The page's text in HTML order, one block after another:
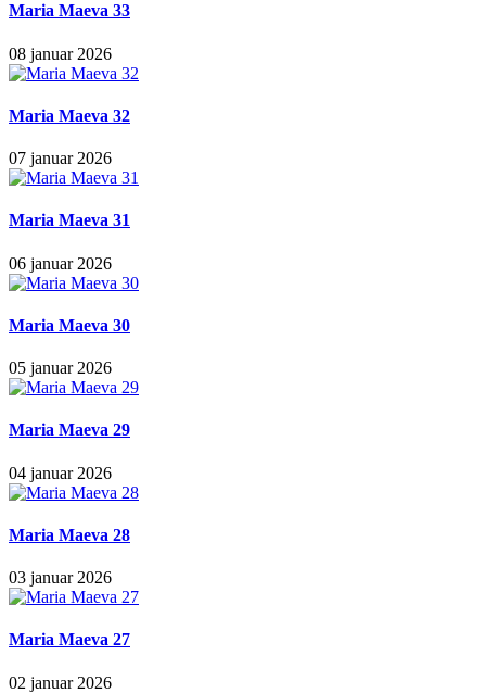
Maria Maeva 33
08 januar 2026
Maria Maeva 32
07 januar 2026
Maria Maeva 31
06 januar 2026
Maria Maeva 30
05 januar 2026
Maria Maeva 29
04 januar 2026
Maria Maeva 28
03 januar 2026
Maria Maeva 27
02 januar 2026